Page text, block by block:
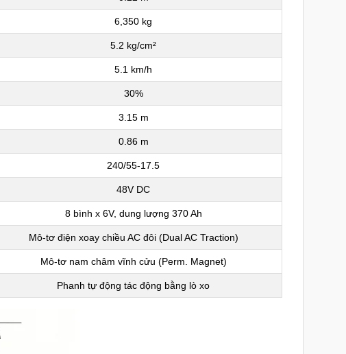
6,350 kg
5.2 kg/cm²
5.1 km/h
30%
3.15 m
0.86 m
240/55-17.5
48V DC
8 bình x 6V, dung lượng 370 Ah
Mô-tơ điện xoay chiều AC đôi (Dual AC Traction)
Mô-tơ nam châm vĩnh cửu (Perm. Magnet)
Phanh tự động tác động bằng lò xo